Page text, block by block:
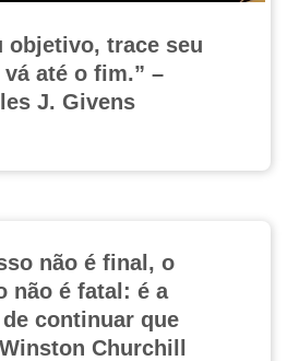
objetivo, trace seu
até o fim.” –
J. Givens
não é final, o
não é fatal: é a
continuar que
Churchill